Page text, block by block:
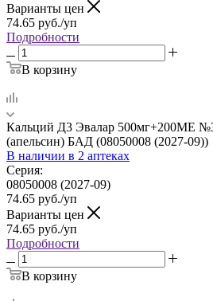
Варианты цен
74.65 руб./уп
Подробности
В корзину
Кальций Д3 Эвалар 500мг+200МЕ
(апельсин) БАД (08050008 (2027-09))
В наличии в 2 аптеках
Серия:
08050008 (2027-09)
74.65 руб./уп
Варианты цен
74.65 руб./уп
Подробности
В корзину